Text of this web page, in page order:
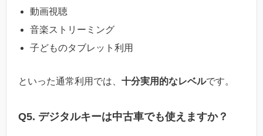
動画視聴
音楽ストリーミング
子どものタブレット利用
といった通常利用では、 十分実用的なレベルです。
Q5. デジタルキーは中古車でも使えますか？